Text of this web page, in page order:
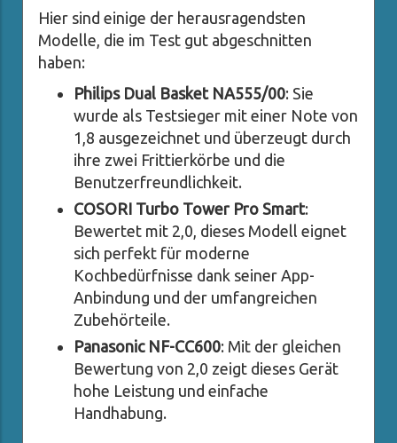
Hier sind einige der herausragendsten
Modelle, die im Test gut abgeschnitten
haben:
Philips Dual Basket NA555/00: Sie
wurde als Testsieger mit einer Note von
1,8 ausgezeichnet und überzeugt durch
ihre zwei Frittierkörbe und die
Benutzerfreundlichkeit.
COSORI Turbo Tower Pro Smart:
Bewertet mit 2,0, dieses Modell eignet
sich perfekt für moderne
Kochbedürfnisse dank seiner App-
Anbindung und der umfangreichen
Zubehörteile.
Panasonic NF-CC600: Mit der gleichen
Bewertung von 2,0 zeigt dieses Gerät
hohe Leistung und einfache
Handhabung.